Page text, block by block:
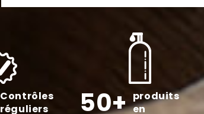
Contrôles
réguliers
50+ produits
en